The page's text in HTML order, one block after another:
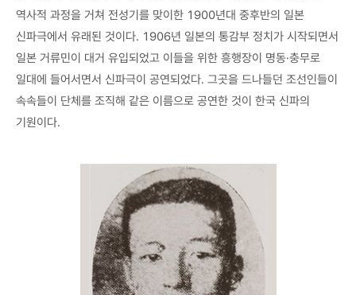
역사적 과정을 거쳐 전성기를 맞이한 1900년대 중후반의 일본
신파극에서 유래된 것이다. 1906년 일본의 통감부 정치가 시작되면서
일본 거류민이 대거 유입되었고 이들을 위한 흥행장이 명동·충무로
일대에 들어서면서 신파극이 공연되었다. 그곳을 드나들던 조선인들이
속속들이 단체를 조직해 같은 이름으로 공연한 것이 한국 신파의
기원이다.